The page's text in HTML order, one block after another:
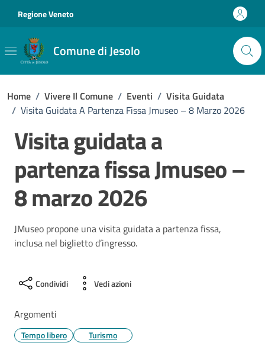
Regione Veneto
Comune di Jesolo
Home / Vivere Il Comune / Eventi / Visita Guidata
/ Visita Guidata A Partenza Fissa Jmuseo – 8 Marzo 2026
Visita guidata a
partenza fissa Jmuseo –
8 marzo 2026
JMuseo propone una visita guidata a partenza fissa,
inclusa nel biglietto d’ingresso.
Condividi Vedi azioni
Argomenti
Tempo libero Turismo